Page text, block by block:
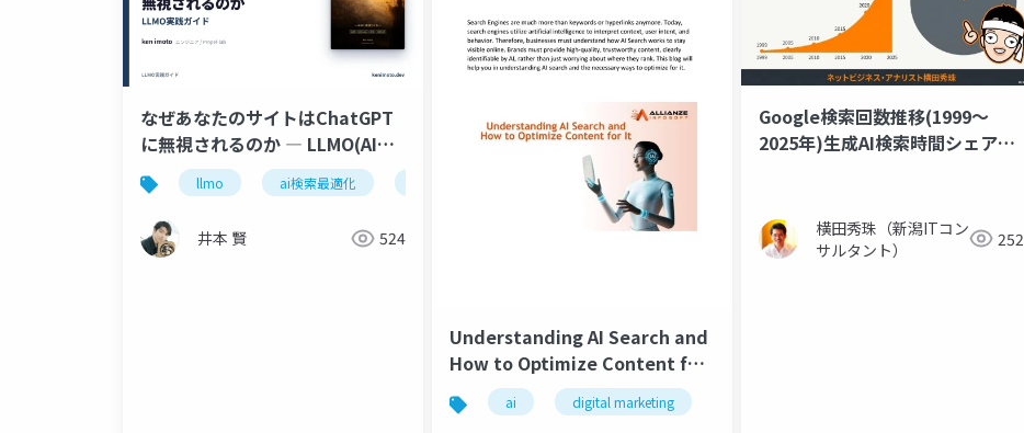
なぜあなたのサイトはChatGPT
に無視されるのか ― LLMO(AI検
索最適化)入門
llmo ai検索最適化 生成ai
井本 賢 524
Understanding AI Search and
How to Optimize Content for
It
ai digital marketing
Google検索回数推移(1999〜
2025年)生成AI検索時間シェア
横田秀珠（新潟ITコン
サルタント）
252